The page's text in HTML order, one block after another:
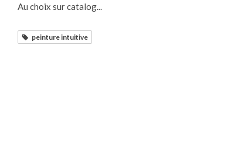
Au choix sur catalog...
peinture intuitive